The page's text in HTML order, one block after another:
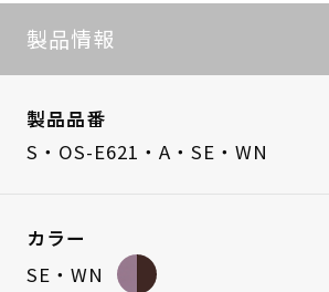
製品情報
製品品番
S・OS-E621・A・SE・WN
カラー
SE・WN